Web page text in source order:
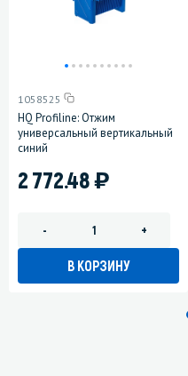
1058525
HQ Profiline: Отжим
универсальный вертикальный
синий
2 772.48)
- +
В КОРЗИНУ